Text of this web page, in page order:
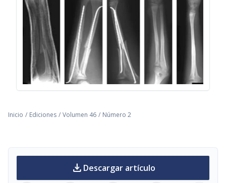
Inicio / Ediciones / Volumen 46 / Número 2
download Descargar artículo